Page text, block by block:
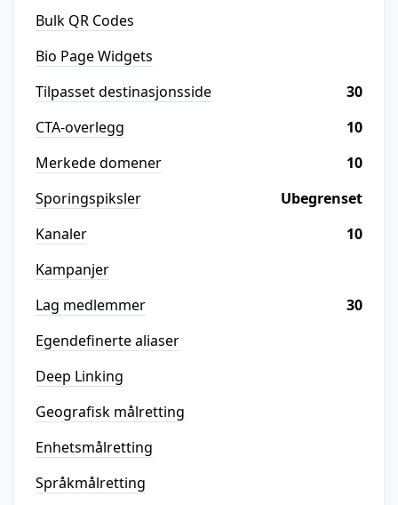
Bulk QR Codes
Bio Page Widgets
Tilpasset destinasjonsside
30
CTA-overlegg
10
Merkede domener
10
Sporingspiksler
Ubegrenset
Kanaler
10
Kampanjer
Lag medlemmer
30
Egendefinerte aliaser
Deep Linking
Geografisk målretting
Enhetsmålretting
Språkmålretting